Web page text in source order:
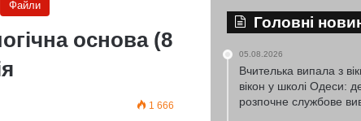
Файли
основа (8
1 666
Головні
05.08.2026
Вчителька випала з
вікон у школі Одеси:
розпочне службове